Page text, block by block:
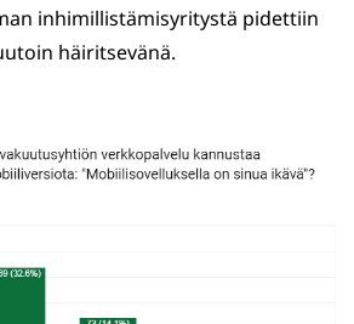
inhimillistämisyritystä pidettiin
häiritsevänä.